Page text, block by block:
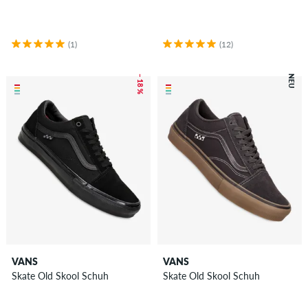
(1) (12)
– 18 %
VANS
Skate Old Skool Schuh
NEU
VANS
Skate Old Skool Schuh